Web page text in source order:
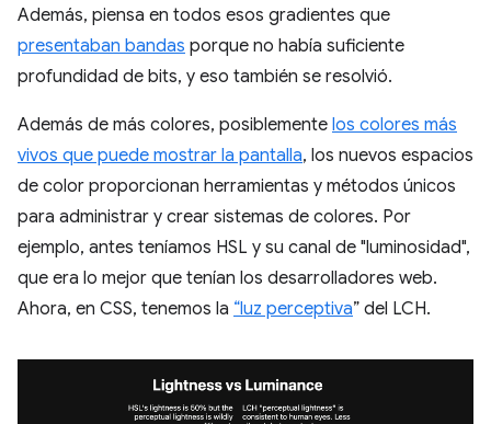
Además, piensa en todos esos gradientes que
presentaban bandas porque no había suficiente
profundidad de bits, y eso también se resolvió.
Además de más colores, posiblemente los colores más
vivos que puede mostrar la pantalla, los nuevos espacios
de color proporcionan herramientas y métodos únicos
para administrar y crear sistemas de colores. Por
ejemplo, antes teníamos HSL y su canal de "luminosidad",
que era lo mejor que tenían los desarrolladores web.
Ahora, en CSS, tenemos la “luz perceptiva” del LCH.